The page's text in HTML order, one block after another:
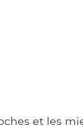
et les